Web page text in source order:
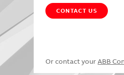
CONTACT US
Or contact your ABB